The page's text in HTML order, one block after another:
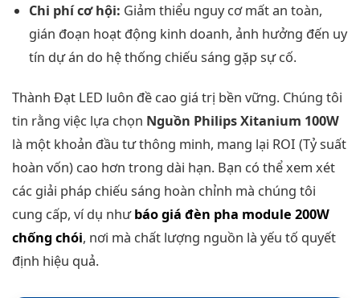
Chi phí cơ hội: Giảm thiểu nguy cơ mất an toàn,
gián đoạn hoạt động kinh doanh, ảnh hưởng đến uy
tín dự án do hệ thống chiếu sáng gặp sự cố.
Thành Đạt LED luôn đề cao giá trị bền vững. Chúng tôi
tin rằng việc lựa chọn Nguồn Philips Xitanium 100W
là một khoản đầu tư thông minh, mang lại ROI (Tỷ suất
hoàn vốn) cao hơn trong dài hạn. Bạn có thể xem xét
các giải pháp chiếu sáng hoàn chỉnh mà chúng tôi
cung cấp, ví dụ nhưbáo giá đèn pha module 200W
chống chói, nơi mà chất lượng nguồn là yếu tố quyết
định hiệu quả.